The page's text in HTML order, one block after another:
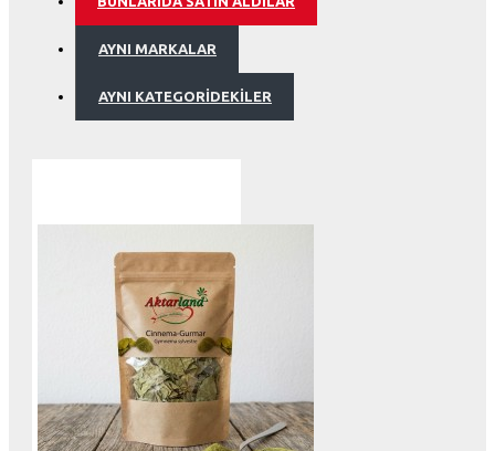
AYNI MARKALAR
AYNI KATEGORIDEKILER